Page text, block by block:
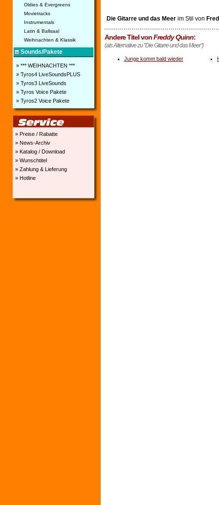
Oldies & Evergreens
Movietracks
Instrumentals
Latin & Ballsaal
Weihnachten & Klassik
Sounds/Pakete
» *** WEIHNACHTEN ***
» Tyros4 LiveSoundsPLUS
» Tyros3 LiveSounds
» Tyros Voice Pakete
» Tyros2 Voice Pakete
» Preise / Rabatte
» News-Archiv
» Katalog / Download
» Wunschtitel
» Zahlung & Lieferung
» Hotline
Die Gitarre und das Meerim Stil von
Andere Titel vonFreddy Quinn:
(als Alternative zu "Die Gitarre und das Meer")
Junge komm bald wieder